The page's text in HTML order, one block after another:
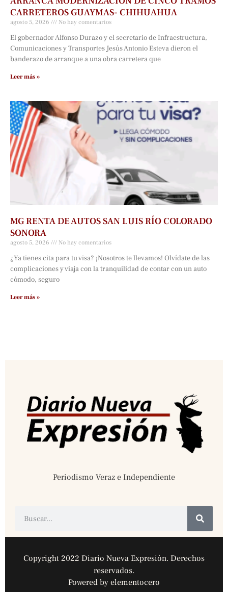
CARRETEROS GUAYMAS- CHIHUAHUA
agosto 5, 2026 No hay comentarios
El gobernador Alfonso Durazo y el secretario de Infraestructura,
Comunicaciones y Transportes Jesús Antonio Esteva dieron el
banderazo de arranque a una obra carretera que
Leer más »
MG RENTA DE AUTOS SAN LUIS RÍO COLORADO
SONORA
agosto 5, 2026 No hay comentarios
¿Ya tienes cita para tu visa? ¡Nosotros te llevamos! Olvídate de las
complicaciones y viaja con la tranquilidad de contar con un auto
cómodo, seguro
Leer más »
Periodismo Veraz e Independiente
Copyright 2022 Diario Nueva Expresión. Derechos
reservados.
Powered by elementocero